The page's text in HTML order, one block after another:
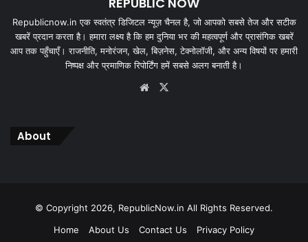
Republicnow.in एक स्वतंत्र डिजिटल न्यूज़ चैनल है, जो आपको सबसे तेज और सटीक
खबरें प्रदान करता है। हमारा लक्ष्य है कि हम दुनिया भर की महत्वपूर्ण और प्रासंगिक खबरें
आप तक पहुँचाएँ। राजनीति, मनोरंजन, खेल, बिज़नेस, टेक्नोलॉजी, और अन्य विषयों पर हमारी
निष्पक्ष और प्रमाणिक रिपोर्टिंग हमें सबसे अलग बनाती है।
Website
About
© Copyright 2026, RepublicNow.in All Rights Reserved.
Home
About Us Contact Us Privacy Policy